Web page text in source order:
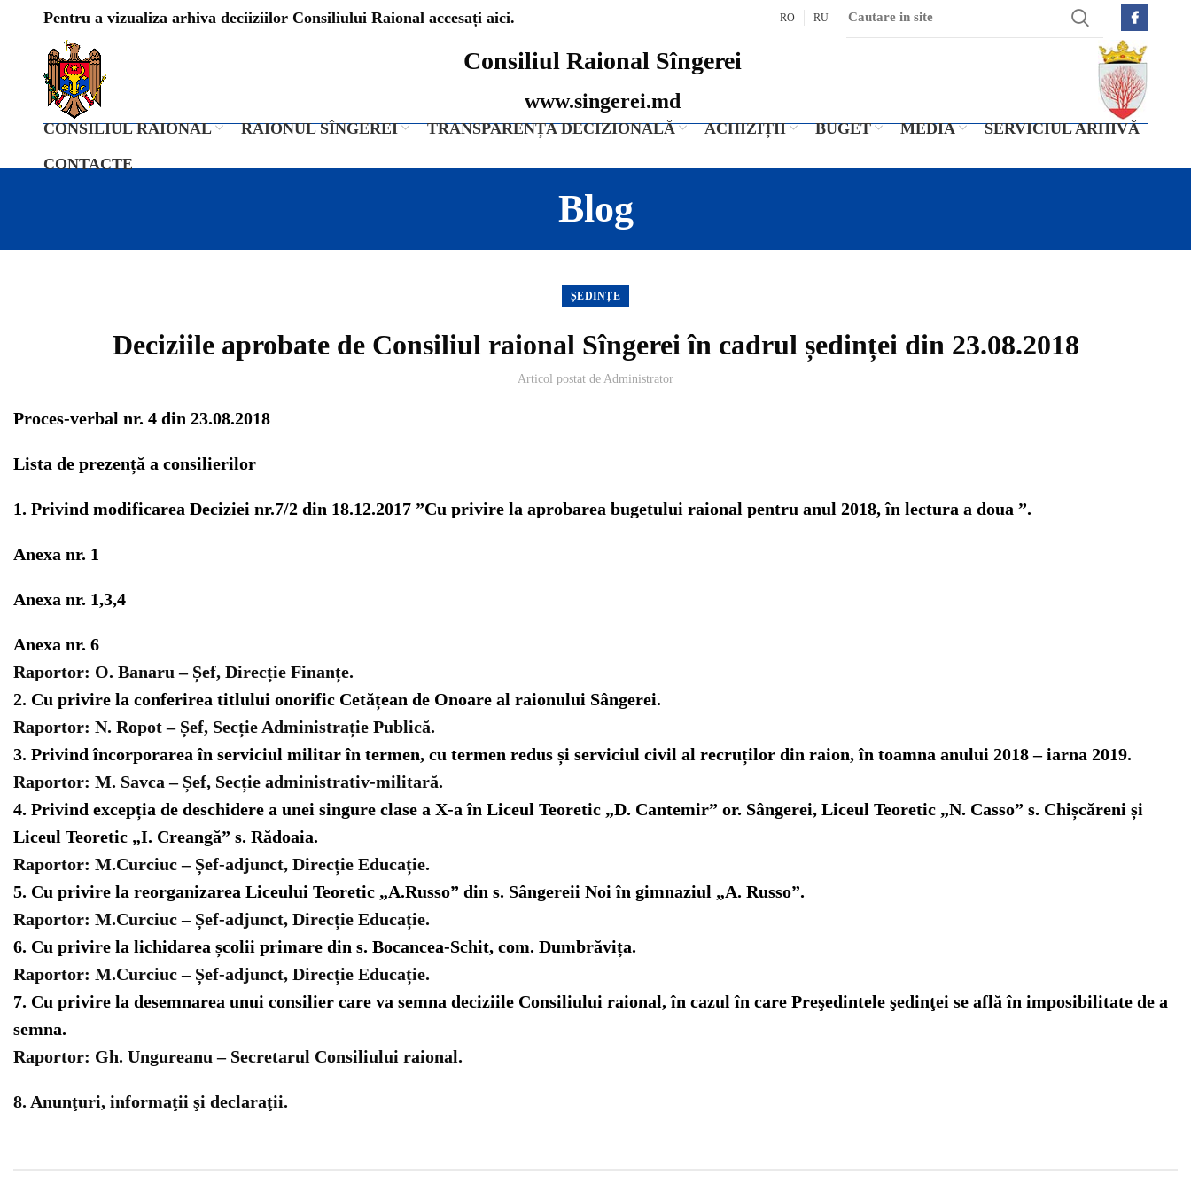
Pentru a vizualiza arhiva deciiziilor Consiliului Raional accesați aici. RO RU
Consiliul Raional Sîngerei
www.singerei.md
CONSILIUL RAIONAL RAIONUL SÎNGEREI TRANSPARENȚA DECIZIONALĂ ACHIZIȚII BUGET MEDIA
SERVICIUL ARHIVĂ
CONTACTE
Blog
ȘEDINȚE
Deciziile aprobate de Consiliul raional Sîngerei în cadrul ședinței din 23.08.2018
Articol postat de Administrator
Proces-verbal nr. 4 din 23.08.2018
Lista de prezență a consilierilor
1. Privind modificarea Deciziei nr.7/2 din 18.12.2017 ”Cu privire la aprobarea bugetului raional pentru anul 2018, în lectura a doua ”.
Anexa nr. 1
Anexa nr. 1,3,4
Anexa nr. 6
Raportor: O. Banaru – Șef, Direcție Finanțe.
2. Cu privire la conferirea titlului onorific Cetățean de Onoare al raionului Sângerei.
Raportor: N. Ropot – Șef, Secție Administrație Publică.
3. Privind încorporarea în serviciul militar în termen, cu termen redus și serviciul civil al recruților din raion, în toamna anului 2018 – iarna 2019.
Raportor: M. Savca – Șef, Secție administrativ-militară.
4. Privind excepția de deschidere a unei singure clase a X-a în Liceul Teoretic „D. Cantemir” or. Sângerei, Liceul Teoretic „N. Casso” s. Chișcăreni și
Liceul Teoretic „I. Creangă” s. Rădoaia.
Raportor: M.Curciuc – Șef-adjunct, Direcție Educație.
5. Cu privire la reorganizarea Liceului Teoretic „A.Russo” din s. Sângereii Noi în gimnaziul „A. Russo”.
Raportor: M.Curciuc – Șef-adjunct, Direcție Educație.
6. Cu privire la lichidarea școlii primare din s. Bocancea-Schit, com. Dumbrăvița.
Raportor: M.Curciuc – Șef-adjunct, Direcție Educație.
7. Cu privire la desemnarea unui consilier care va semna deciziile Consiliului raional, în cazul în care Preşedintele şedinţei se află în imposibilitate de a
semna.
Raportor: Gh. Ungureanu – Secretarul Consiliului raional.
8. Anunţuri, informaţii şi declaraţii.